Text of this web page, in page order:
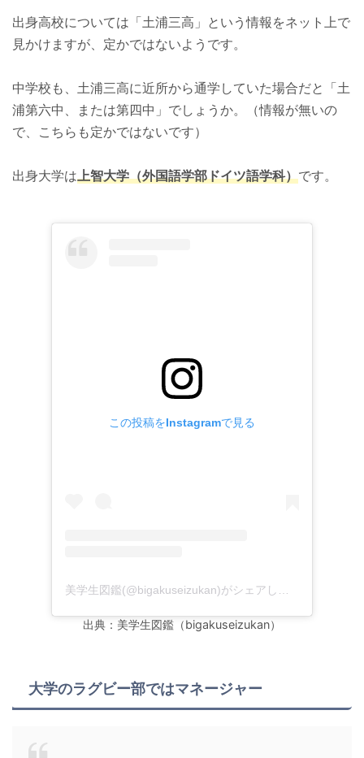
出身高校については「土浦三高」という情報をネット上で
見かけますが、定かではないようです。
中学校も、土浦三高に近所から通学していた場合だと「土
浦第六中、または第四中」でしょうか。（情報が無いの
で、こちらも定かではないです）
出身大学は上智大学（外国語学部ドイツ語学科）です。
この投稿をInstagramで見る
美学生図鑑(@bigakuseizukan)がシェアした投稿
出典：美学生図鑑（bigakuseizukan）
大学のラグビー部ではマネージャー